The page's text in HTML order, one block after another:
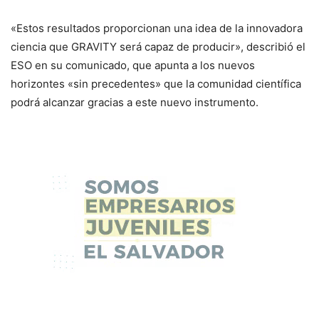
«Estos resultados proporcionan una idea de la innovadora
ciencia que GRAVITY será capaz de producir», describió el
ESO en su comunicado, que apunta a los nuevos
horizontes «sin precedentes» que la comunidad científica
podrá alcanzar gracias a este nuevo instrumento.